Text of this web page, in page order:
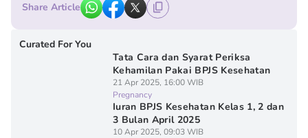
Share Article
Curated For You
Tata Cara dan Syarat Periksa
Kehamilan Pakai BPJS Kesehatan
21 Apr 2025, 16:00 WIB
Pregnancy
Iuran BPJS Kesehatan Kelas 1, 2 dan
3 Bulan April 2025
10 Apr 2025, 09:03 WIB